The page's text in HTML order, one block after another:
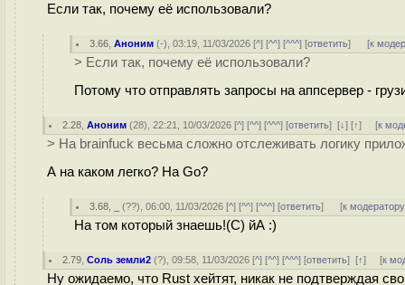
Если так, почему её использовали?
3.66 ,Аноним (-), 03:19, 11/03/2026 [^] [^^] [^^^] [ответить] [к
> Если так, почему её использовали?
Потому что отправлять запросы на аппсервер -
2.28 ,Аноним (28), 22:21, 10/03/2026 [^] [^^] [^^^] [ответить][↓] [↑] [к
> На brainfuck весьма сложно отслеживать логику
А на каком легко? На Go?
3.68 (??), 06:00, 11/03/2026 [^] [^^] [^^^] [ответить] [к модератору
На том который знаешь!(С) йА :)
2.79 ,Соль земли2 (?), 09:58, 11/03/2026 [^] [^^] [^^^] [ответить][↑] [к
Ну ожидаемо, что Rust хейтят, никак не подтверждая